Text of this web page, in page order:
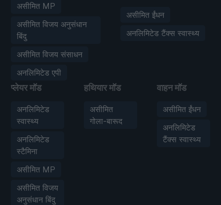
असीमित MP
असीमित विजय अनुसंधान
बिंदु
असीमित विजय संसाधन
अनलिमिटेड एपी
असीमित ईंधन
अनलिमिटेड टैंक्स स्वास्थ्य
प्लेयर मॉड
अनलिमिटेड
स्वास्थ्य
अनलिमिटेड
स्टैमिना
असीमित MP
असीमित विजय
अनुसंधान बिंदु
हथियार मॉड
असीमित
गोला-बारूद
वाहन मॉड
असीमित ईंधन
अनलिमिटेड
टैंक्स स्वास्थ्य